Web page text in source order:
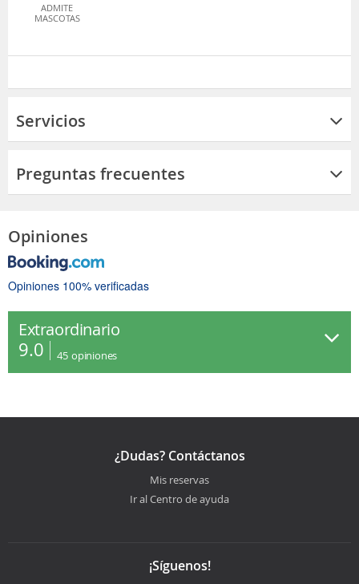
ADMITE
MASCOTAS
Servicios
Preguntas frecuentes
Opiniones
Opiniones 100% verificadas
Extraordinario
9.0 45 opiniones
¿Dudas? Contáctanos
Mis reservas
Ir al Centro de ayuda
¡Síguenos!